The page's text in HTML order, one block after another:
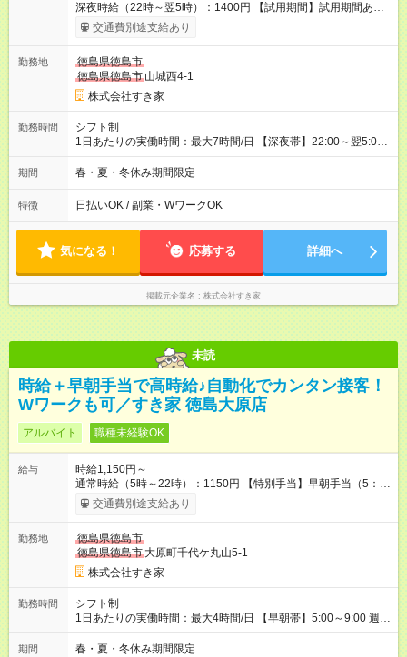
深夜時給（22時～翌5時）：1400円 【試用期間】試用期間あり
試用期間の長さ：1ヶ月 雇用形態、給与は本採用時と同じです。
試用期間の実態は30日（※条件変更なし）ですが、切り上げで
同時給）
交通費別途支給あり
勤務地
徳島県徳島市
徳島県徳島市 山城西4-1
株式会社すき家
勤務時間
シフト制
1日あたりの実働時間：最大7時間/日 【深夜帯】22:00～翌5:00
週2日～・1日2h～OK◎ ※22:00から翌5:00までは18歳以上の方
のみ勤務可能です（18歳未満の深夜業務禁止のため） ★深夜で
す。 必ず、2名以上での勤務を行いますので、安心して働けま
す。
期間 春・夏・冬休み期間限定
特徴 日払いOK / 副業・WワークOK
気になる！ 応募する 詳細へ
掲載元企業名 株式会社すき家
未読
時給＋早朝手当で高時給♪自動化でカンタン接客！
Wワークも可／すき家 徳島大原店
アルバイト 職種未経験OK
給与
時給1,150円～
通常時給（5時～22時）：1150円 【特別手当】早朝手当（5：
00-9：00）時給+150円 【試用期間】試用期間あり 試用期間の
長さ：1ヶ月 雇用形態、給与は本採用時と同じです。 試用期間
させていただきます。 研修制度あり：15時間(研修中も同時給）
交通費別途支給あり
勤務地
徳島県徳島市
徳島県徳島市 大原町千代ケ丸山5-1
株式会社すき家
勤務時間
シフト制
1日あたりの実働時間：最大4時間/日 【早朝帯】5:00～9:00 週2
日～・1日2h～OK◎ 勤務時間や曜日はご相談ください。
期間 春・夏・冬休み期間限定